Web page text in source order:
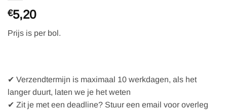
€5,20
Prijs is per bol.
✔ Verzendtermijn is maximaal 10 werkdagen, als het
langer duurt, laten we je het weten
✔ Zit je met een deadline? Stuur een email voor overleg